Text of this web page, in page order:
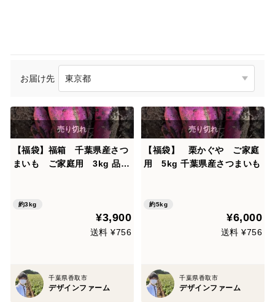
お届け先
【福袋】福箱 千葉県産さつ
まいも ご家庭用 3kg 品種
約3kg
¥3,900
送料 ¥756
千葉県香取市
デザインファーム
【福袋】 栗かぐや ご家庭
用 5kg 千葉県産さつまいも
約5kg
¥6,000
送料 ¥756
千葉県香取市
デザインファーム